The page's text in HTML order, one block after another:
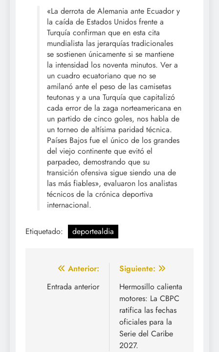
«La derrota de Alemania ante Ecuador y
la caída de Estados Unidos frente a
Turquía confirman que en esta cita
mundialista las jerarquías tradicionales
se sostienen únicamente si se mantiene
la intensidad los noventa minutos. Ver a
un cuadro ecuatoriano que no se
amilanó ante el peso de las camisetas
teutonas y a una Turquía que capitalizó
cada error de la zaga norteamericana en
un partido de cinco goles, nos habla de
un torneo de altísima paridad técnica.
Países Bajos fue el único de los grandes
del viejo continente que evitó el
parpadeo, demostrando que su
transición ofensiva sigue siendo una de
las más fiables», evaluaron los analistas
técnicos de la crónica deportiva
internacional.
Etiquetado: deportealdia
Navegación
de
Anterior:
Entrada anterior
Siguiente:
Hermosillo calienta
motores: La CBPC
ratifica las fechas
oficiales para la
Serie del Caribe
2027.